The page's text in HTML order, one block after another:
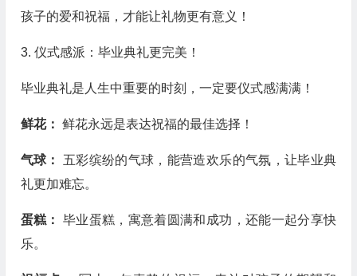
孩子的爱和祝福，才能让礼物更有意义！
3. 仪式感派：毕业典礼更完美！
毕业典礼是人生中重要的时刻，一定要仪式感满满！
鲜花： 鲜花永远是表达祝福的最佳选择！
气球： 五彩缤纷的气球，能营造欢乐的气氛，让毕业典
礼更加难忘。
蛋糕： 毕业蛋糕，寓意着圆满和成功，还能一起分享快
乐。